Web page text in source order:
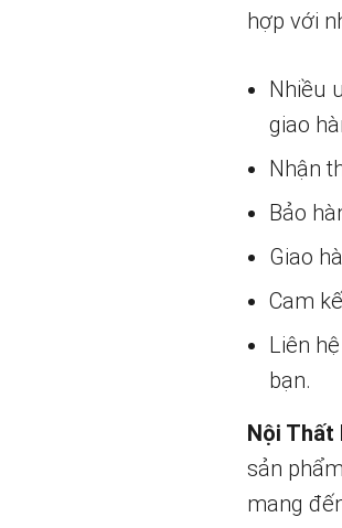
hợp với
Nhiều
giao
Nhận
Bảo
Giao
Cam
Liên
bạn.
Nội Thất
sản
mang